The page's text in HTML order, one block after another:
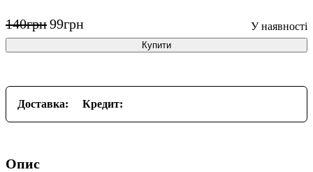
140грн99грн
Купити
Доставка: Кредит:
Опис